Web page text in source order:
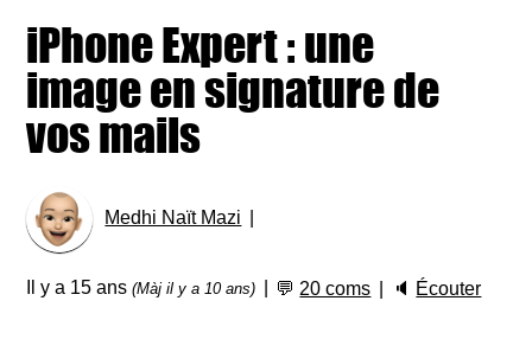
iPhone Expert : une
image en signature de
vos mails
Medhi Naït Mazi
Il y a 15 ans(Màj il y a 10 ans) 💬 20 coms 🔈 Écouter